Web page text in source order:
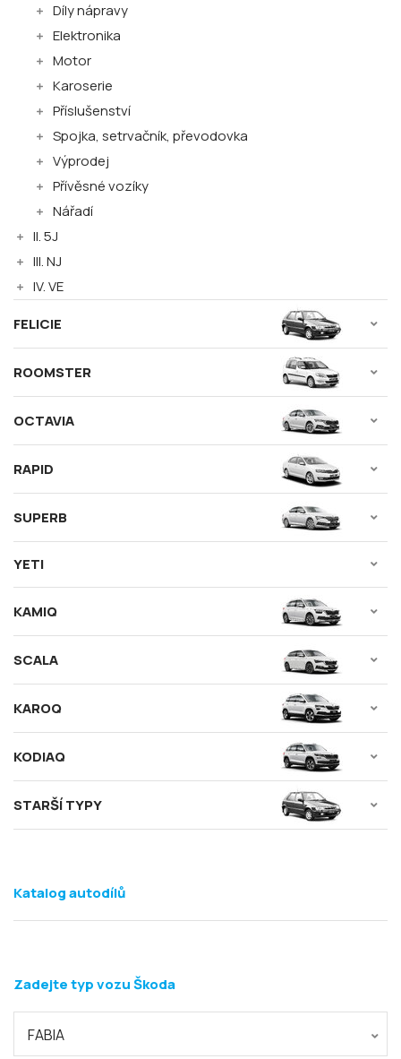
Díly nápravy
Elektronika
Motor
Karoserie
Příslušenství
Spojka, setrvačník, převodovka
Výprodej
Přívěsné vozíky
Nářadí
II. 5J
III. NJ
IV. VE
FELICIE
ROOMSTER
OCTAVIA
RAPID
SUPERB
YETI
KAMIQ
SCALA
KAROQ
KODIAQ
STARŠÍ TYPY
Zadejte typ vozu Škoda
FABIA
Katalog autodílů